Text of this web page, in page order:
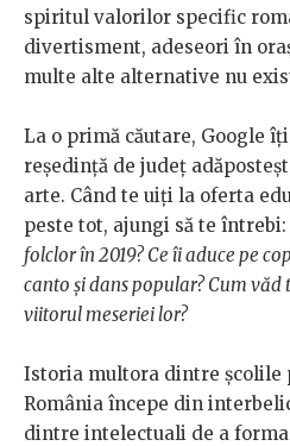
spiritul valorilor specific
divertisment, adeseori în
multe alte alternative nu
La o primă căutare, Google
reședință de județ
arte. Când te uiți la oferta
peste tot, ajungi să te întrebi:
folclor în 2019? Ce îi aduce pe
canto și dans popular? Cum
viitorul meseriei lor?
Istoria multora dintre școlile
România începe din
dintre intelectuali de a